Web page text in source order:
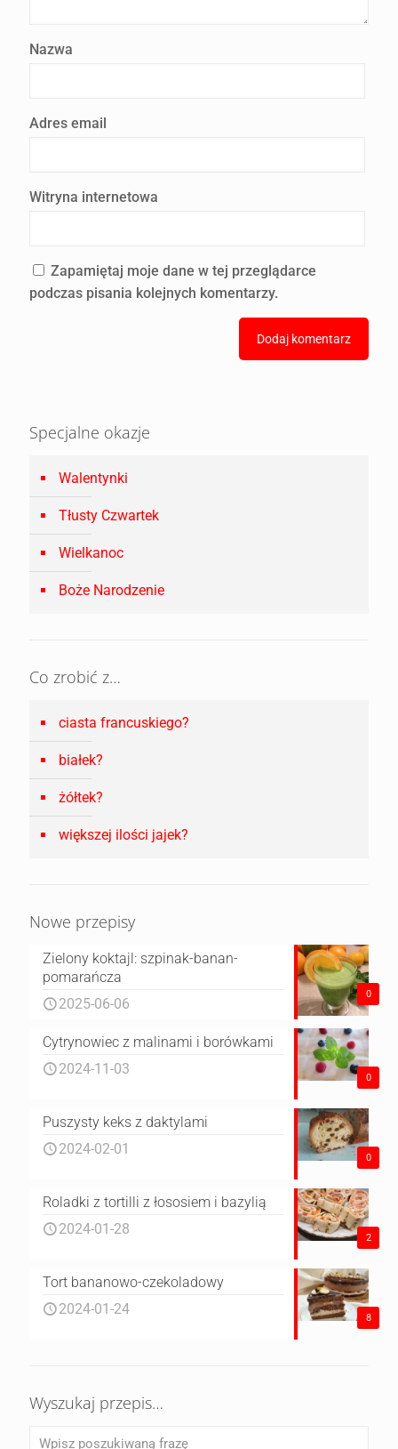
Nazwa
Adres email
Witryna internetowa
Zapamiętaj moje dane w tej przeglądarce
podczas pisania kolejnych komentarzy.
Specjalne okazje
Walentynki
Tłusty Czwartek
Wielkanoc
Boże Narodzenie
Co zrobić z…
ciasta francuskiego?
białek?
żółtek?
większej ilości jajek?
Nowe przepisy
0
Zielony koktajl: szpinak-banan-
pomarańcza
2025-06-06
0
Cytrynowiec z malinami i borówkami
2024-11-03
0
Puszysty keks z daktylami
2024-02-01
2
Roladki z tortilli z łososiem i bazylią
2024-01-28
8
Tort bananowo-czekoladowy
2024-01-24
Wyszukaj przepis…